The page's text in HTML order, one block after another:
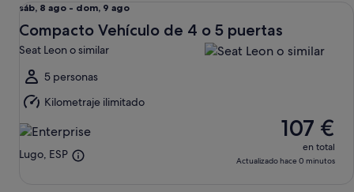
Del
sáb,
8
ago
al
dom,
9
ago
sáb, 8 ago - dom, 9 ago
Compacto Vehículo de 4 o 5 puertas
Seat Leon o similar
5 personas
Kilometraje ilimitado
Lugo, ESP
107 €
en total
Actualizado hace 0 minutos